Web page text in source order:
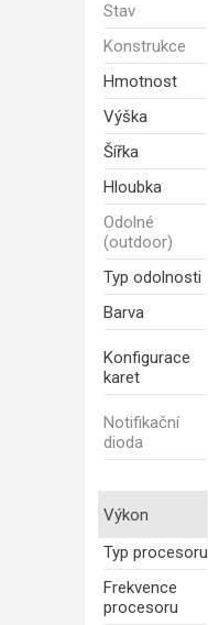
Stav
Konstrukce
Hmotnost
Výška
Šířka
Hloubka
Odolné
(outdoor)
Typ odolnosti
Barva
Konfigurace
karet
Notifikační
dioda
Výkon
Typ procesoru
Frekvence
procesoru